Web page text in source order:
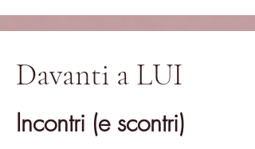
Davanti a LUI
Incontri (e scontri)